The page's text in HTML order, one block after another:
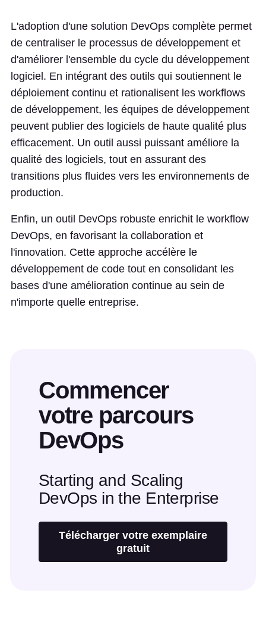
L'adoption d'une solution DevOps complète permet
de centraliser le processus de développement et
d'améliorer l'ensemble du cycle du développement
logiciel. En intégrant des outils qui soutiennent le
déploiement continu et rationalisent les workflows
de développement, les équipes de développement
peuvent publier des logiciels de haute qualité plus
efficacement. Un outil aussi puissant améliore la
qualité des logiciels, tout en assurant des
transitions plus fluides vers les environnements de
production.
Enfin, un outil DevOps robuste enrichit le workflow
DevOps, en favorisant la collaboration et
l'innovation. Cette approche accélère le
développement de code tout en consolidant les
bases d'une amélioration continue au sein de
n'importe quelle entreprise.
Commencer
votre parcours
DevOps
Starting and Scaling
DevOps in the Enterprise
Télécharger votre exemplaire
gratuit